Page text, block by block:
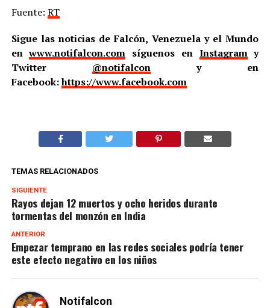
Fuente: RT
Sigue las noticias de Falcón, Venezuela y el Mundo
enwww.notifalcon.com síguenos en Instagramy
Twitter @notifalcony en
Facebook:https://www.facebook.com
TEMAS RELACIONADOS
SIGUIENTE
Rayos dejan 12 muertos y ocho heridos durante
tormentas del monzón en India
ANTERIOR
Empezar temprano en las redes sociales podría tener
este efecto negativo en los niños
Notifalcon